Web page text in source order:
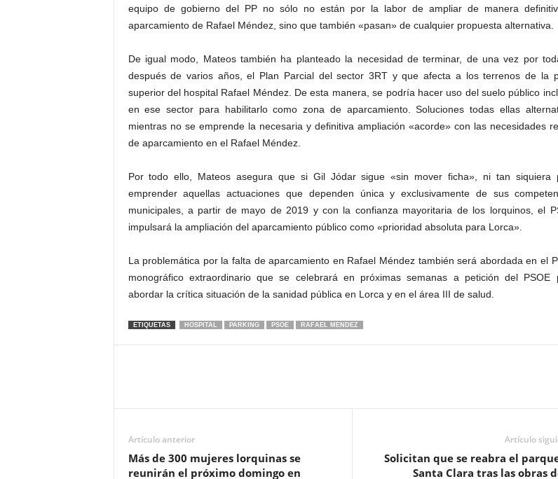
equipo de gobierno del PP no sólo no están por la labor de ampliar de manera
aparcamiento de Rafael Méndez, sino que también «pasan» de cualquier propuesta alternativa.
De igual modo, Mateos también ha planteado la necesidad de terminar, de una vez por
después de varios años, el Plan Parcial del sector 3RT y que afecta a los terrenos de la
superior del hospital Rafael Méndez. De esta manera, se podría hacer uso del suelo público
en ese sector para habilitarlo como zona de aparcamiento. Soluciones todas ellas
mientras no se emprende la necesaria y definitiva ampliación «acorde» con las necesidades
de aparcamiento en el Rafael Méndez.
Por todo ello, Mateos asegura que si Gil Jódar sigue «sin mover ficha», ni tan siquiera
emprender aquellas actuaciones que dependen única y exclusivamente de sus
municipales, a partir de mayo de 2019 y con la confianza mayoritaria de los lorquinos, el
impulsará la ampliación del aparcamiento público como «prioridad absoluta para Lorca».
La problemática por la falta de aparcamiento en Rafael Méndez también será abordada en el
monográfico extraordinario que se celebrará en próximas semanas a petición del PSOE
abordar la crítica situación de la sanidad pública en Lorca y en el área III de salud.
ETIQUETAS HOSPITAL PARKING PSOE RAFAEL MENDEZ
Artículo anterior
Más de 300 mujeres lorquinas se
reunirán el próximo domingo en
Artículo
Solicitan que se reabra el
Santa Clara tras las obras